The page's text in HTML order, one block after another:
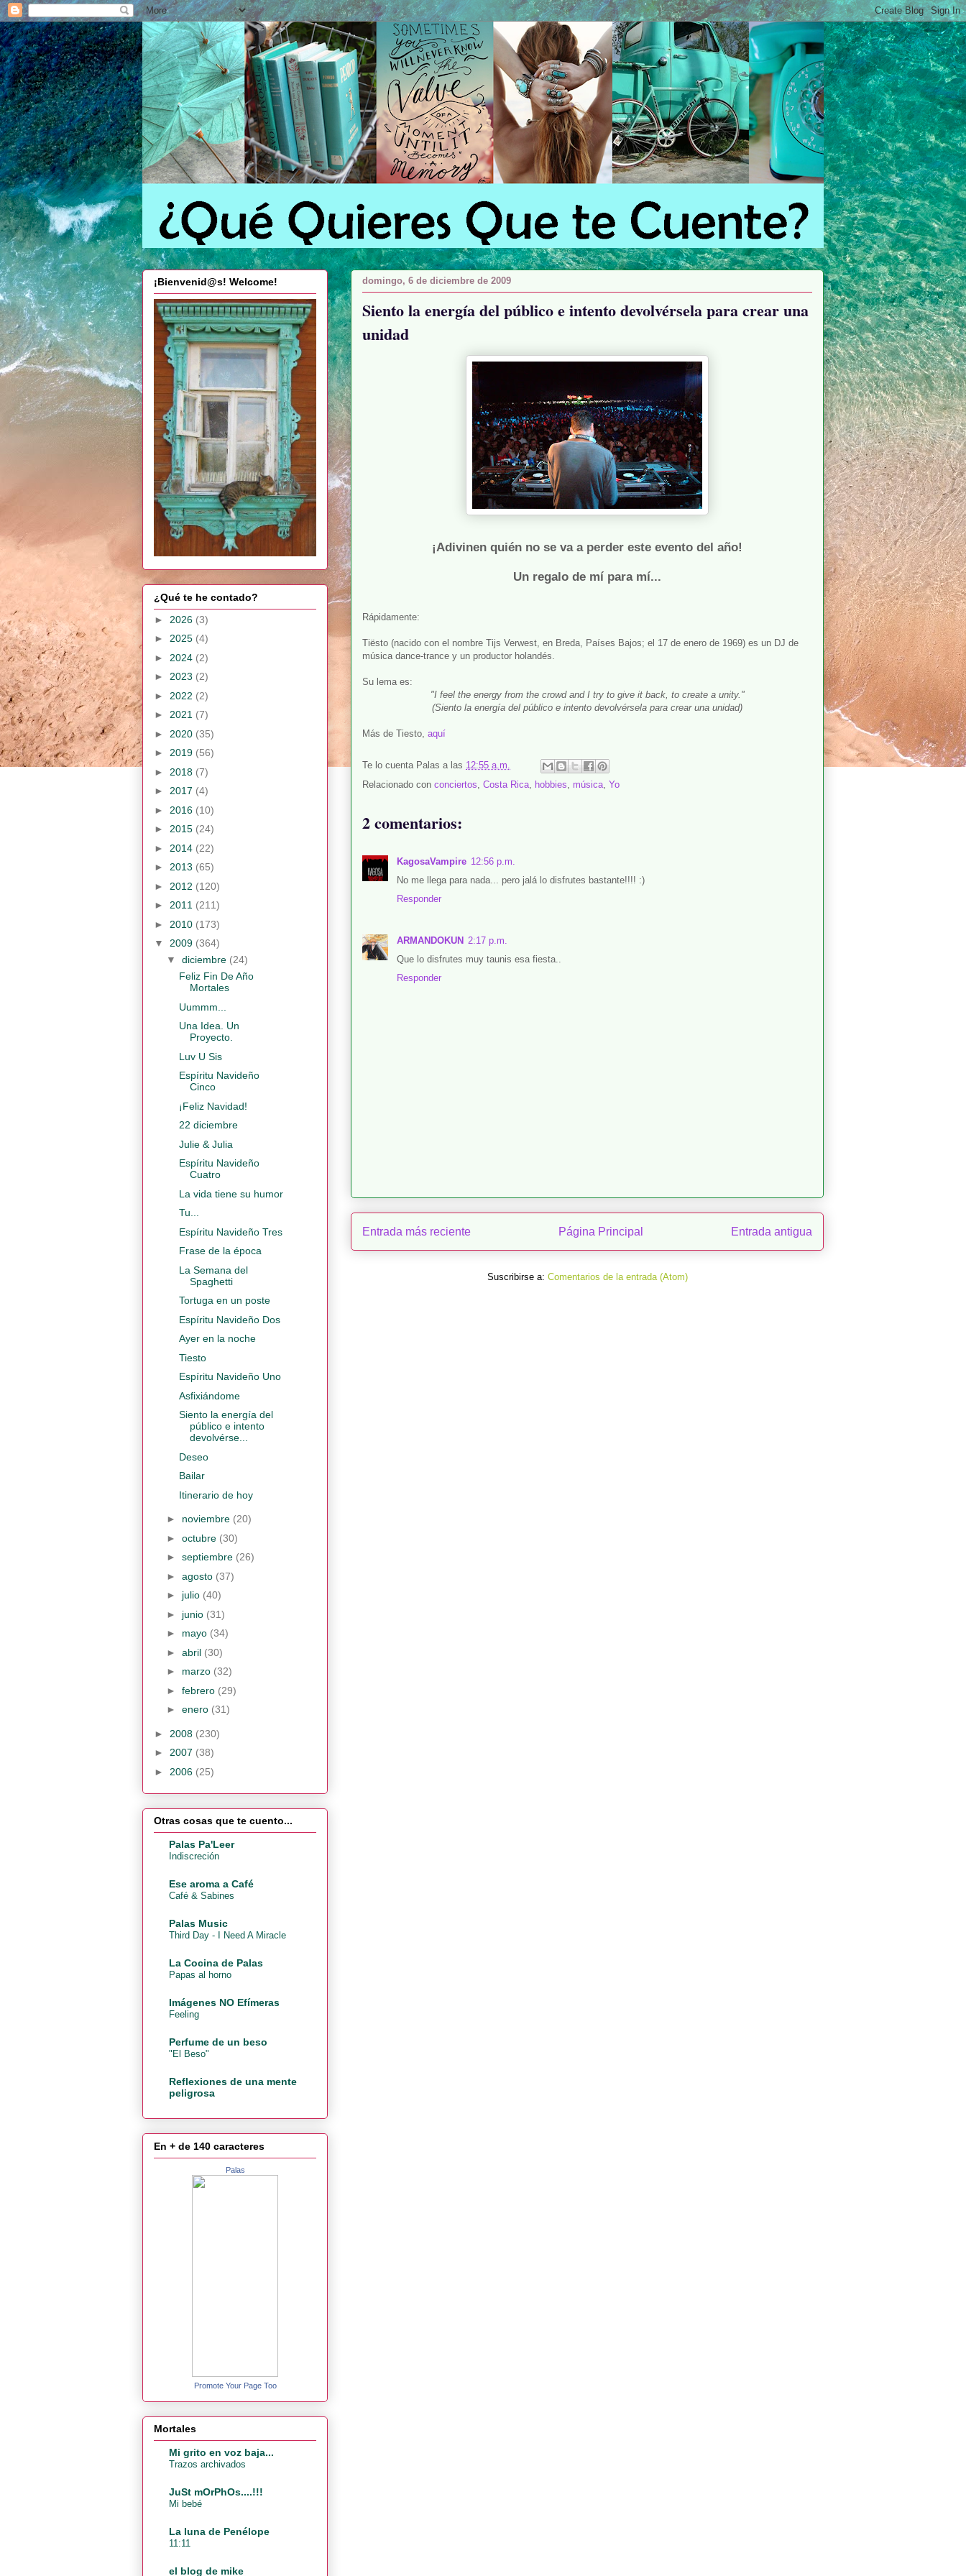
domingo, 6 de diciembre de 2009
Siento la energía del público e intento devolvérsela para crear una
unidad
¡Adivinen quién no se va a perder este evento del año!
Un regalo de mí para mí...
Rápidamente:
Tiësto (nacido con el nombre Tijs Verwest, en Breda, Países Bajos; el 17 de enero de 1969) es un DJ de
música dance-trance y un productor holandés.
Su lema es:
"I feel the energy from the crowd and I try to give it back, to create a unity."
(Siento la energía del público e intento devolvérsela para crear una unidad)
Más de Tiesto, aquí
Te lo cuenta Palas a las 12:55 a.m.
Relacionado con conciertos, Costa Rica, hobbies, música, Yo
2 comentarios:
KagosaVampire 12:56 p.m.
No me llega para nada... pero jalá lo disfrutes bastante!!!! :)
Responder
ARMANDOKUN 2:17 p.m.
Que lo disfrutes muy taunis esa fiesta..
Responder
Entrada más reciente Entrada antigua
Página Principal
Suscribirse a: Comentarios de la entrada (Atom)
¡Bienvenid@s! Welcome!
¿Qué te he contado?
► 2026 (3)
► 2025 (4)
► 2024 (2)
► 2023 (2)
► 2022 (2)
► 2021 (7)
► 2020 (35)
► 2019 (56)
► 2018 (7)
► 2017 (4)
► 2016 (10)
► 2015 (24)
► 2014 (22)
► 2013 (65)
► 2012 (120)
► 2011 (211)
► 2010 (173)
▼ 2009 (364)
▼ diciembre (24)
Feliz Fin De Año
Mortales
Uummm...
Una Idea. Un
Proyecto.
Luv U Sis
Espíritu Navideño
Cinco
¡Feliz Navidad!
22 diciembre
Julie & Julia
Espíritu Navideño
Cuatro
La vida tiene su humor
Tu...
Espíritu Navideño Tres
Frase de la época
La Semana del
Spaghetti
Tortuga en un poste
Espíritu Navideño Dos
Ayer en la noche
Tiesto
Espíritu Navideño Uno
Asfixiándome
Siento la energía del
público e intento
devolvérse...
Deseo
Bailar
Itinerario de hoy
► noviembre (20)
► octubre (30)
► septiembre (26)
► agosto (37)
► julio (40)
► junio (31)
► mayo (34)
► abril (30)
► marzo (32)
► febrero (29)
► enero (31)
► 2008 (230)
► 2007 (38)
► 2006 (25)
Otras cosas que te cuento...
Palas Pa'Leer
Indiscreción
Ese aroma a Café
Café & Sabines
Palas Music
Third Day - I Need A Miracle
La Cocina de Palas
Papas al horno
Imágenes NO Efímeras
Feeling
Perfume de un beso
"El Beso"
Reflexiones de una mente
peligrosa
En + de 140 caracteres
Palas
Promote Your Page Too
Mortales
Mi grito en voz baja...
Trazos archivados
JuSt mOrPhOs....!!!
Mi bebé
La luna de Penélope
11:11
el blog de mike